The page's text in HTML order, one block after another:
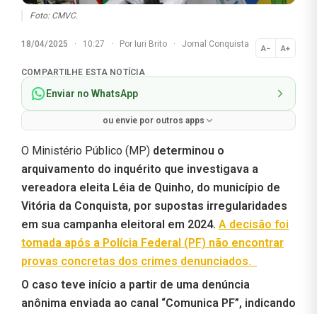
Foto: CMVC.
18/04/2025 · 10:27 · Por Iuri Brito · Jornal Conquista A− A+
Normal
COMPARTILHE ESTA NOTÍCIA
Enviar no WhatsApp
ou envie por outros apps
O Ministério Público (MP) determinou o
arquivamento do inquérito que investigava a
vereadora eleita Léia de Quinho, do município de
Vitória da Conquista, por supostas irregularidades
em sua campanha eleitoral em 2024. A decisão foi
tomada após a Polícia Federal (PF) não encontrar
provas concretas dos crimes denunciados.
O caso teve início a partir de uma denúncia
anônima enviada ao canal “Comunica PF”, indicando